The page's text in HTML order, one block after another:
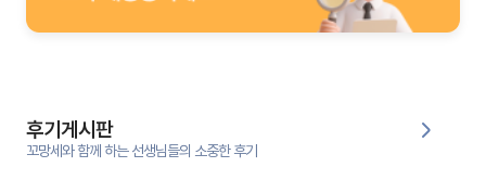
후기게시판
꼬망세와 함께 하는 선생님들의 소중한 후기